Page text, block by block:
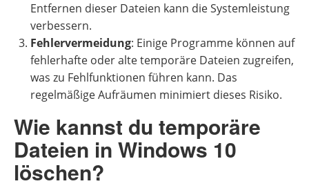
Entfernen dieser Dateien kann die Systemleistung
verbessern.
Fehlervermeidung: Einige Programme können auf
fehlerhafte oder alte temporäre Dateien zugreifen,
was zu Fehlfunktionen führen kann. Das
regelmäßige Aufräumen minimiert dieses Risiko.
Wie kannst du temporäre
Dateien in Windows 10
löschen?